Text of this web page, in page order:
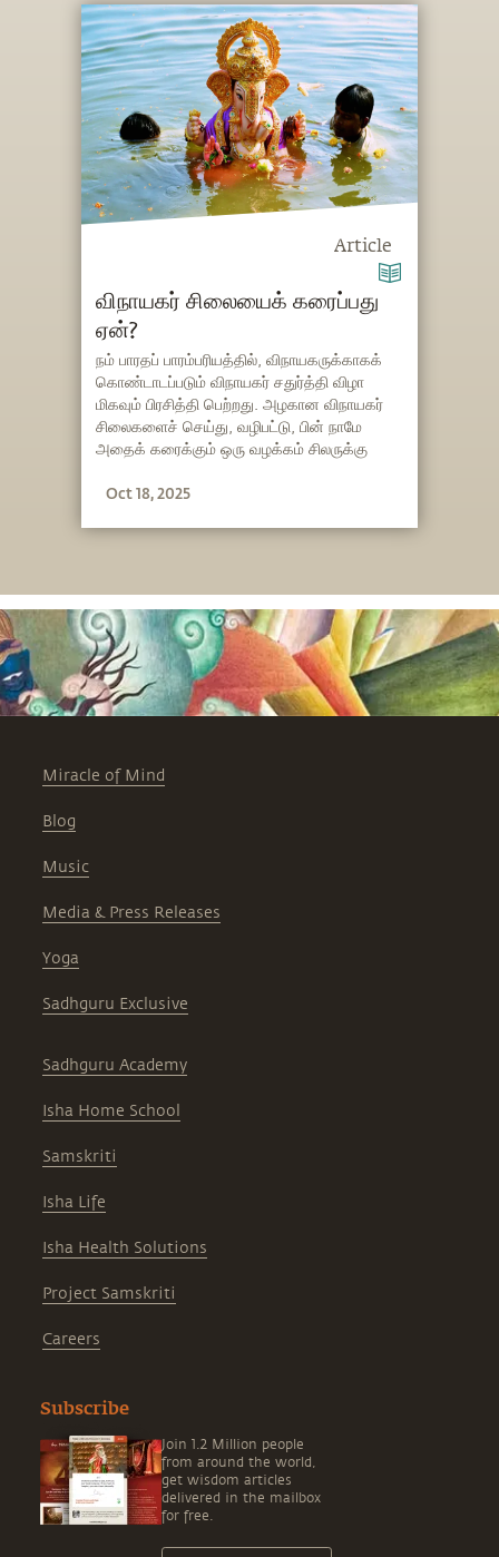
Article
விநாயகர் சிலையைக் கரைப்பது
ஏன்?
நம் பாரதப் பாரம்பரியத்தில், விநாயகருக்காகக்
கொண்டாடப்படும் விநாயகர் சதுர்த்தி விழா
மிகவும் பிரசித்தி பெற்றது. அழகான விநாயகர்
சிலைகளைச் செய்து, வழிபட்டு, பின் நாமே
அதைக் கரைக்கும் ஒரு வழக்கம் சிலருக்கு
உணர்த்தப்படும் ஒரு உண்மை என்னவென்பதை
Oct 18, 2025
Miracle of Mind
Blog
Music
Media & Press Releases
Yoga
Sadhguru Exclusive
Sadhguru Academy
Isha Home School
Samskriti
Isha Life
Isha Health Solutions
Project Samskriti
Careers
Subscribe
Join 1.2 Million people
from around the world,
get wisdom articles
delivered in the mailbox
for free.